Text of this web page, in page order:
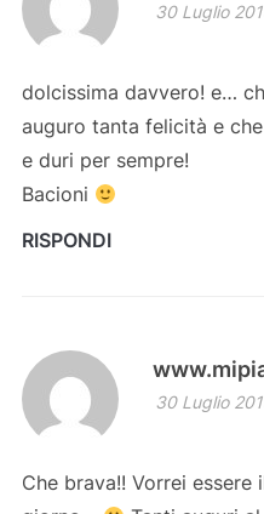
30 Luglio
dolcissima davvero! e…
auguro tanta felicità e
e duri per sempre!
Bacioni
RISPONDI
30 Luglio
Che brava!! Vorrei